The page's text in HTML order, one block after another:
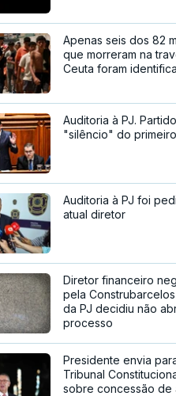
Apenas seis dos 82
que morreram na
Ceuta foram
Auditoria à PJ.
"silêncio" do
Auditoria à PJ foi
atual diretor
Diretor financeiro
pela
da PJ decidiu não
processo
Presidente envia
Tribunal
sobre concessão de